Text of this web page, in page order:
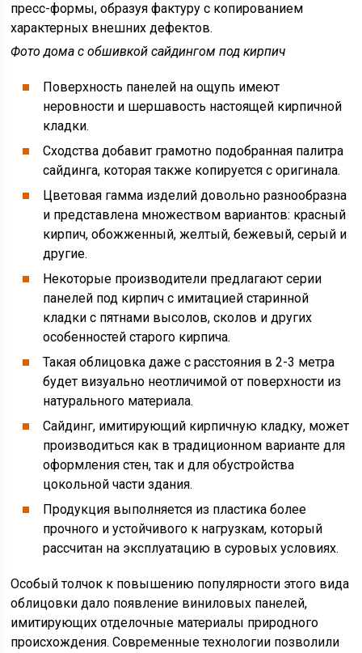
пресс-формы, образуя фактуру с копированием
характерных внешних дефектов.
Фото дома с обшивкой сайдингом под кирпич
Поверхность панелей на ощупь имеют
неровности и шершавость настоящей кирпичной
кладки.
Сходства добавит грамотно подобранная палитра
сайдинга, которая также копируется с оригинала.
Цветовая гамма изделий довольно разнообразна
и представлена множеством вариантов: красный
кирпич, обожженный, желтый, бежевый, серый и
другие.
Некоторые производители предлагают серии
панелей под кирпич с имитацией старинной
кладки с пятнами высолов, сколов и других
особенностей старого кирпича.
Такая облицовка даже с расстояния в 2-3 метра
будет визуально неотличимой от поверхности из
натурального материала.
Сайдинг, имитирующий кирпичную кладку, может
производиться как в традиционном варианте для
оформления стен, так и для обустройства
цокольной части здания.
Продукция выполняется из пластика более
прочного и устойчивого к нагрузкам, который
рассчитан на эксплуатацию в суровых условиях.
Особый толчок к повышению популярности этого вида
облицовки дало появление виниловых панелей,
имитирующих отделочные материалы природного
происхождения. Современные технологии позволили